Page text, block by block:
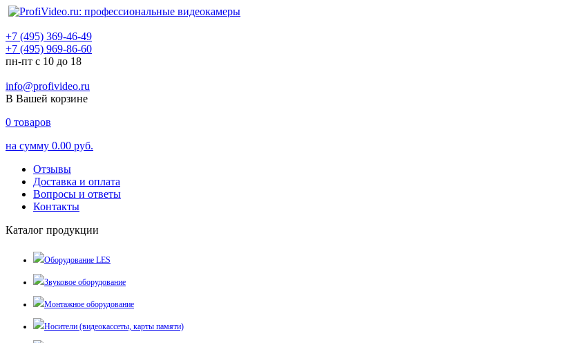
+7 (495) 369-46-49
+7 (495) 969-86-60
пн-пт с 10 до 18
info@profivideo.ru
В Вашей корзине
0 товаров
на сумму 0.00 руб.
Отзывы
Доставка и оплата
Вопросы и ответы
Контакты
Каталог продукции
Оборудование LES
Звуковое оборудование
Монтажное оборудование
Носители (видеокассеты, карты памяти)